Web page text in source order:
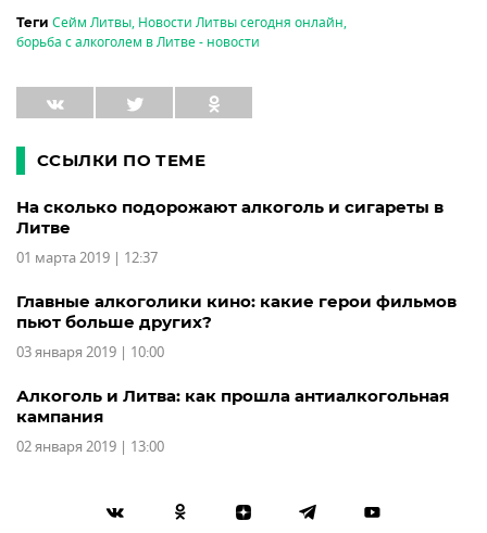
Теги Сейм Литвы, Новости Литвы сегодня онлайн,
борьба с алкоголем в Литве - новости
ССЫЛКИ ПО ТЕМЕ
На сколько подорожают алкоголь и сигареты в
Литве
01 марта 2019 | 12:37
Главные алкоголики кино: какие герои фильмов
пьют больше других?
03 января 2019 | 10:00
Алкоголь и Литва: как прошла антиалкогольная
кампания
02 января 2019 | 13:00